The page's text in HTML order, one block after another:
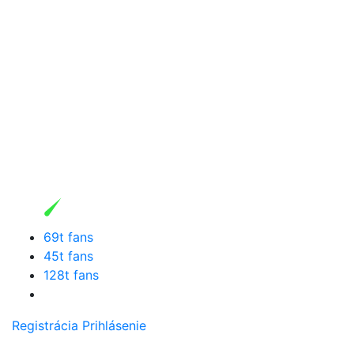
69t fans
45t fans
128t fans
Registrácia Prihlásenie